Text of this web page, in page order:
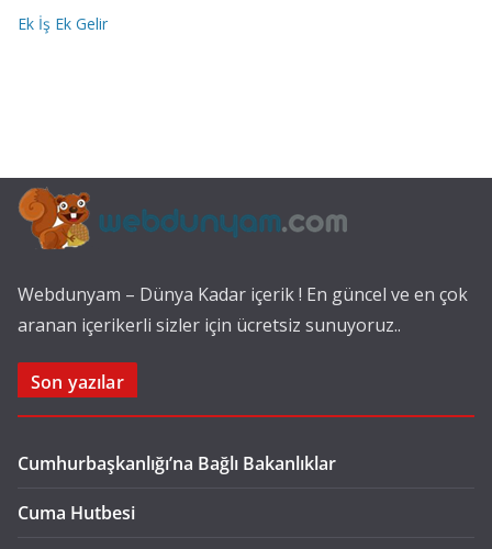
Ek İş Ek Gelir
Webdunyam – Dünya Kadar içerik ! En güncel ve en çok
aranan içerikerli sizler için ücretsiz sunuyoruz..
Son yazılar
Cumhurbaşkanlığı’na Bağlı Bakanlıklar
Cuma Hutbesi